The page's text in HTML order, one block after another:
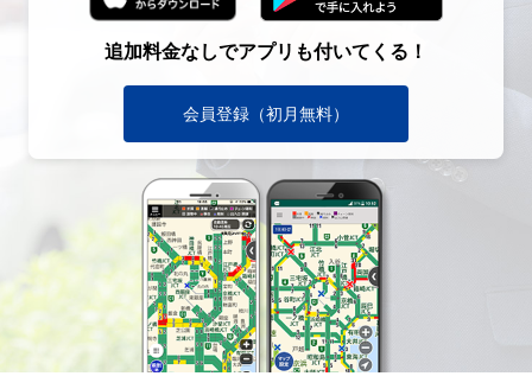
追加料金なしでアプリも付いてくる！
会員登録（初月無料）